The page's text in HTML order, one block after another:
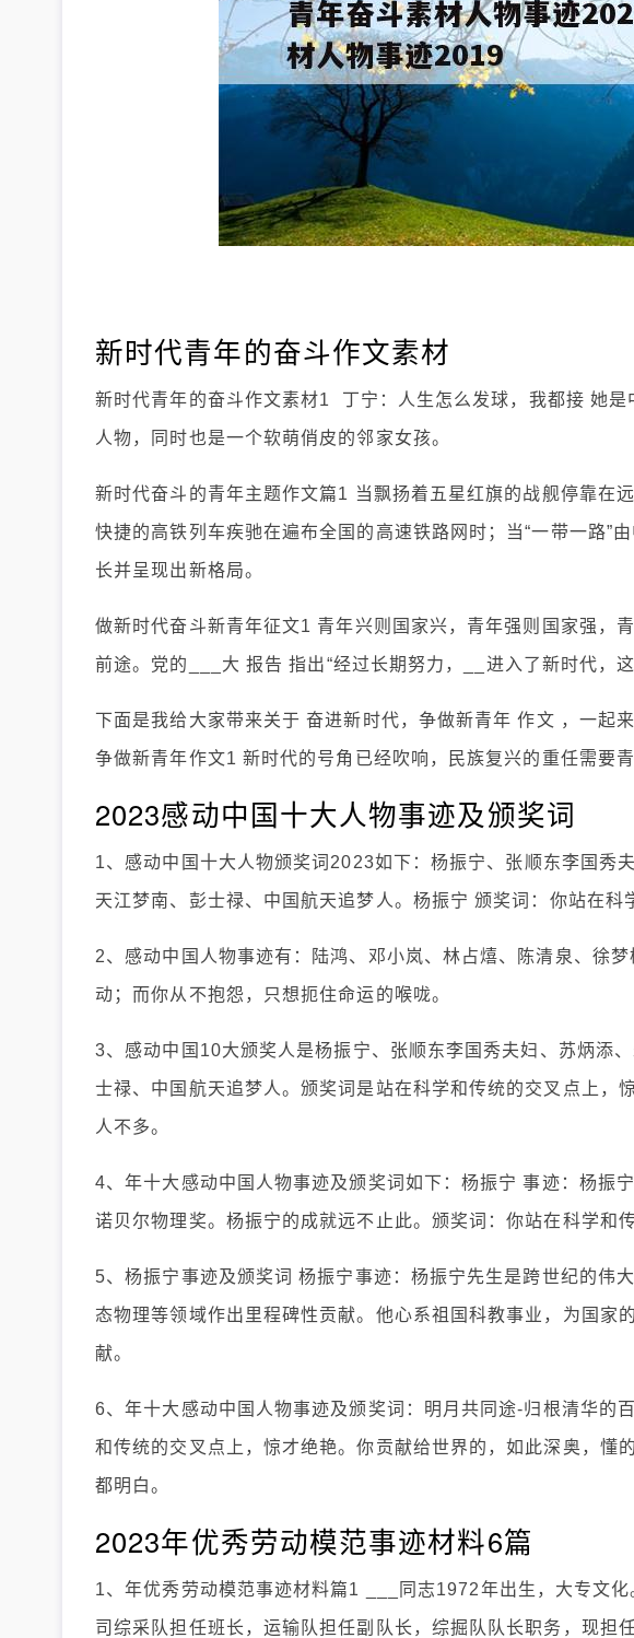
新时代青年的奋斗作文素材
新时代青年的奋斗作文素材1 丁宁：人生怎么发球，我都接 她
人物，同时也是一个软萌俏皮的邻家女孩。
新时代奋斗的青年主题作文篇1 当飘扬着五星红旗的战舰停靠在
快捷的高铁列车疾驰在遍布全国的高速铁路网时；当“一带一路
长并呈现出新格局。
做新时代奋斗新青年征文1 青年兴则国家兴，青年强则国家强，
前途。党的___大 报告 指出“经过长期努力，__进入了新时代，
下面是我给大家带来关于 奋进新时代，争做新青年 作文 ，一起
争做新青年作文1 新时代的号角已经吹响，民族复兴的重任需要青
2023感动中国十大人物事迹及颁奖词
1、感动中国十大人物颁奖词2023如下：杨振宁、张顺东李国秀
天江梦南、彭士禄、中国航天追梦人。杨振宁 颁奖词：你站在科
2、感动中国人物事迹有：陆鸿、邓小岚、林占熺、陈清泉、徐
动；而你从不抱怨，只想扼住命运的喉咙。
3、感动中国10大颁奖人是杨振宁、张顺东李国秀夫妇、苏炳添
士禄、中国航天追梦人。颁奖词是站在科学和传统的交叉点上，
人不多。
4、年十大感动中国人物事迹及颁奖词如下：杨振宁 事迹：杨振
诺贝尔物理奖。杨振宁的成就远不止此。颁奖词：你站在科学和
5、杨振宁事迹及颁奖词 杨振宁事迹：杨振宁先生是跨世纪的伟
态物理等领域作出里程碑性贡献。他心系祖国科教事业，为国家
献。
6、年十大感动中国人物事迹及颁奖词：明月共同途-归根清华的
和传统的交叉点上，惊才绝艳。你贡献给世界的，如此深奥，懂
都明白。
2023年优秀劳动模范事迹材料6篇
1、年优秀劳动模范事迹材料篇1 ___同志1972年出生，大专文
司综采队担任班长，运输队担任副队长，综掘队队长职务，现担